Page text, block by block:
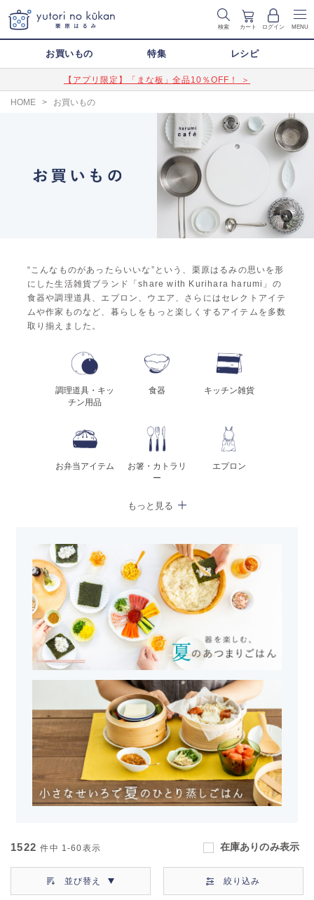
検索 カート ログイン MENU
お買いもの 特集 レシピ
【アプリ限定】「まな板」全品10％OFF！ ＞
HOME > お買いもの
“こんなものがあったらいいな”という、栗原はるみの思いを形
にした生活雑貨ブランド「share with Kurihara harumi」の
食器や調理道具、エプロン、ウエア、さらにはセレクトアイテ
ムや作家ものなど、暮らしをもっと楽しくするアイテムを多数
取り揃えました。
調理道具・キッ
チン用品
食器 キッチン雑貨
お弁当アイテム
お箸・カトラリ
ー
エプロン
1522 件中 1-60表示 在庫ありのみ表示
並び替え 絞り込み